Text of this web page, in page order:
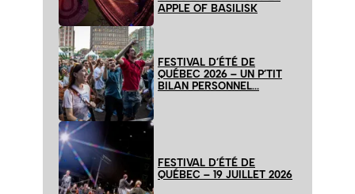
APPLE OF BASILISK
FESTIVAL D’ÉTÉ DE
QUÉBEC 2026 – UN P’TIT
BILAN PERSONNEL…
FESTIVAL D’ÉTÉ DE
QUÉBEC – 19 JUILLET 2026